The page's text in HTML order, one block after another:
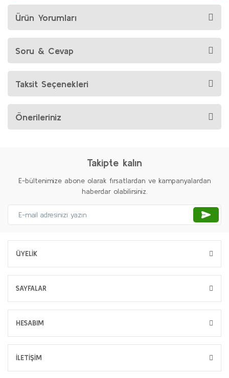
Ürün Yorumları
Soru & Cevap
Taksit Seçenekleri
Önerileriniz
Takipte kalın
E-bültenimize abone olarak fırsatlardan ve kampanyalardan
haberdar olabilirsiniz.
ÜYELİK
SAYFALAR
HESABIM
İLETİŞİM